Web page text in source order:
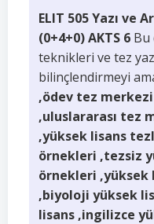
ELIT 505 Yazı ve
(0+4+0) AKTS 6 Bu
teknikleri ve tez
bilinçlendirmeyi
,ödev tez
,uluslararası tez
,yüksek lisans
örnekleri ,tezsiz
örnekleri ,yüksek
,biyoloji yüksek
lisans ,ingilizce